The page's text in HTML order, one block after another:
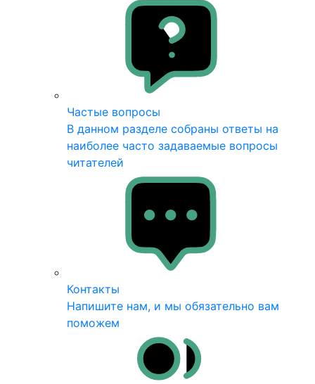
Частые вопросы
В данном разделе собраны ответы на
наиболее часто задаваемые вопросы
читателей
Контакты
Напишите нам, и мы обязательно вам
поможем